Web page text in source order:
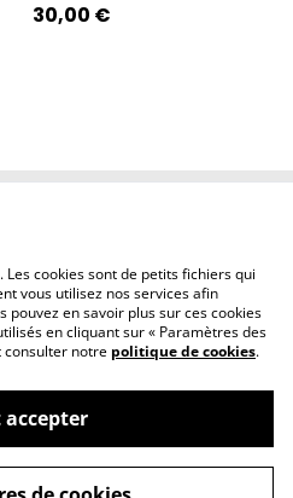
30,00 €
Politique de
cookies
cookies sont de petits fichiers qui
vous utilisez nos services afin
en savoir plus sur ces cookies
en cliquant sur « Paramètres des
consulter notre politique de cookies.
accepter